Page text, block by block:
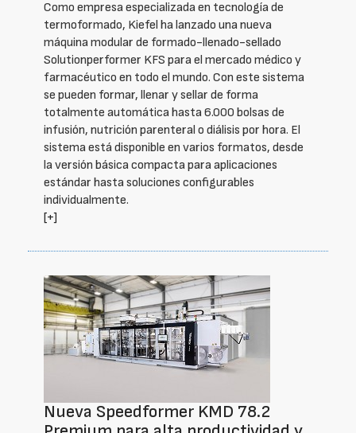
Como empresa especializada en tecnología de
termoformado, Kiefel ha lanzado una nueva
máquina modular de formado-llenado-sellado
Solutionperformer KFS para el mercado médico y
farmacéutico en todo el mundo. Con este sistema
se pueden formar, llenar y sellar de forma
totalmente automática hasta 6.000 bolsas de
infusión, nutrición parenteral o diálisis por hora. El
sistema está disponible en varios formatos, desde
la versión básica compacta para aplicaciones
estándar hasta soluciones configurables
individualmente.
[+]
Nueva Speedformer KMD 78.2